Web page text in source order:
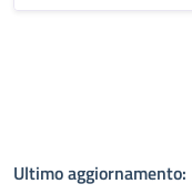
Ultimo aggiornamento: